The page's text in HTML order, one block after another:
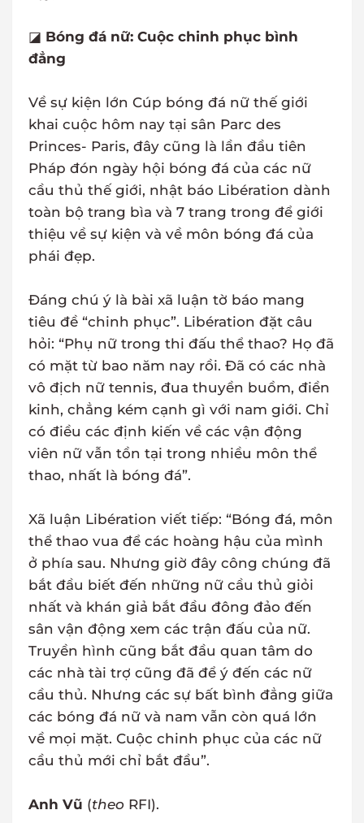
◪ Bóng đá nữ: Cuộc chinh phục bình
đẳng
Về sự kiện lớn Cúp bóng đá nữ thế giới
khai cuộc hôm nay tại sân Parc des
Princes- Paris, đây cũng là lần đầu tiên
Pháp đón ngày hội bóng đá của các nữ
cầu thủ thế giới, nhật báo Libération dành
toàn bộ trang bìa và 7 trang trong để giới
thiệu về sự kiện và về môn bóng đá của
phái đẹp.
Đáng chú ý là bài xã luận tờ báo mang
tiêu đề “chinh phục”. Libération đặt câu
hỏi: “Phụ nữ trong thi đấu thể thao? Họ đã
có mặt từ bao năm nay rồi. Đã có các nhà
vô địch nữ tennis, đua thuyền buồm, điền
kinh, chẳng kém cạnh gì với nam giới. Chỉ
có điều các định kiến về các vận động
viên nữ vẫn tồn tại trong nhiều môn thể
thao, nhất là bóng đá”.
Xã luận Libération viết tiếp: “Bóng đá, môn
thể thao vua để các hoàng hậu của mình
ở phía sau. Nhưng giờ đây công chúng đã
bắt đầu biết đến những nữ cầu thủ giỏi
nhất và khán giả bắt đầu đông đảo đến
sân vận động xem các trận đấu của nữ.
Truyền hình cũng bắt đầu quan tâm do
các nhà tài trợ cũng đã để ý đến các nữ
cầu thủ. Nhưng các sự bất bình đẳng giữa
các bóng đá nữ và nam vẫn còn quá lớn
về mọi mặt. Cuộc chinh phục của các nữ
cầu thủ mới chỉ bắt đầu”.
Anh Vũ (theo RFI).